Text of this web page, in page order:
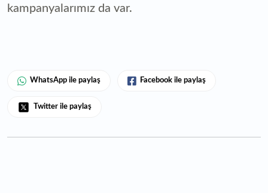
kampanyalarımız da var.
WhatsApp ile paylaş Facebook ile paylaş
Twitter ile paylaş